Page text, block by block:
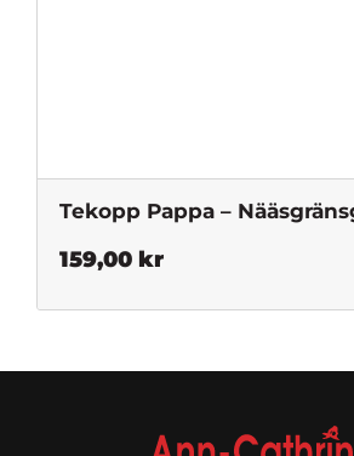
Tekopp Pappa –
159,00 kr